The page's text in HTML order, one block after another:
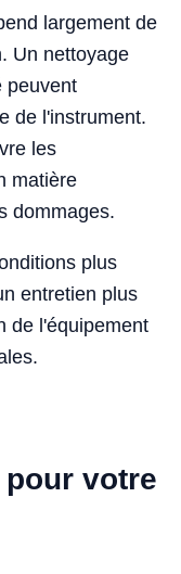
largement de
Un nettoyage
peuvent
de l'instrument.
les
matière
dommages.
plus
entretien plus
de l'équipement
votre